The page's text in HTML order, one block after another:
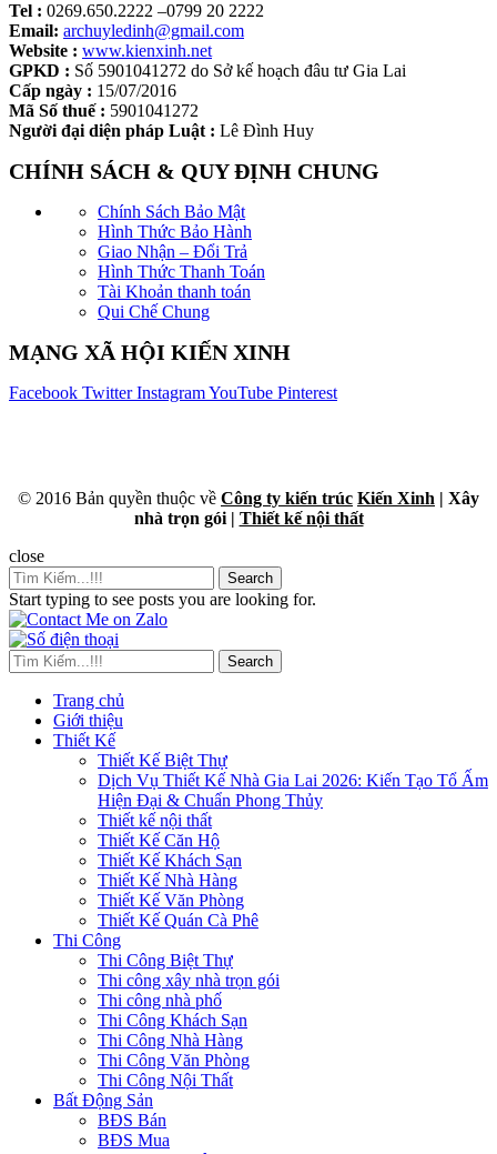
Tel : 0269.650.2222 –0799 20 2222
Email: archuyledinh@gmail.com
Website : www.kienxinh.net
GPKD : Số 5901041272 do Sở kế hoạch đâu tư Gia Lai
Cấp ngày : 15/07/2016
Mã Số thuế : 5901041272
Người đại diện pháp Luật : Lê Đình Huy
CHÍNH SÁCH & QUY ĐỊNH CHUNG
Chính Sách Bảo Mật
Hình Thức Bảo Hành
Giao Nhận – Đổi Trả
Hình Thức Thanh Toán
Tài Khoản thanh toán
Qui Chế Chung
MẠNG XÃ HỘI KIẾN XINH
Facebook Twitter InstagramYouTube Pinterest
© 2016 Bản quyền thuộc về Công ty kiến trúc Kiến Xinh | Xây
nhà trọn gói | Thiết kế nội thất
close
Search
Start typing to see posts you are looking for.
Search
Trang chủ
Giới thiệu
Thiết Kế
Thiết Kế Biệt Thự
Dịch Vụ Thiết Kế Nhà Gia Lai 2026: Kiến Tạo Tổ Ấm
Hiện Đại & Chuẩn Phong Thủy
Thiết kế nội thất
Thiết Kế Căn Hộ
Thiết Kế Khách Sạn
Thiết Kế Nhà Hàng
Thiết Kế Văn Phòng
Thiết Kế Quán Cà Phê
Thi Công
Thi Công Biệt Thự
Thi công xây nhà trọn gói
Thi công nhà phố
Thi Công Khách Sạn
Thi Công Nhà Hàng
Thi Công Văn Phòng
Thi Công Nội Thất
Bất Động Sản
BĐS Bán
BĐS Mua